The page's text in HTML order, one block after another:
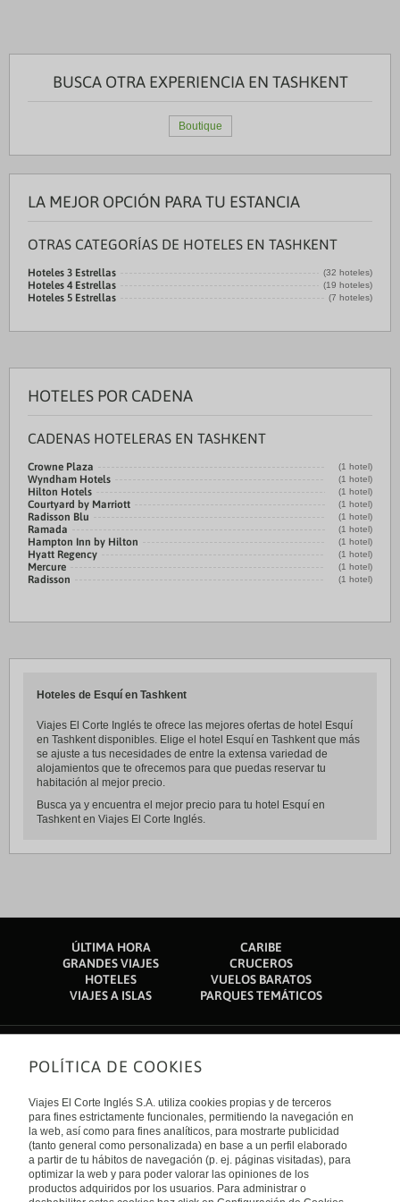
BUSCA OTRA EXPERIENCIA EN TASHKENT
Boutique
LA MEJOR OPCIÓN PARA TU ESTANCIA
OTRAS CATEGORÍAS DE HOTELES EN TASHKENT
Hoteles 3 Estrellas (32 hoteles)
Hoteles 4 Estrellas (19 hoteles)
Hoteles 5 Estrellas (7 hoteles)
HOTELES POR CADENA
CADENAS HOTELERAS EN TASHKENT
Crowne Plaza (1 hotel)
Wyndham Hotels (1 hotel)
Hilton Hotels (1 hotel)
Courtyard by Marriott (1 hotel)
Radisson Blu (1 hotel)
Ramada (1 hotel)
Hampton Inn by Hilton (1 hotel)
Hyatt Regency (1 hotel)
Mercure (1 hotel)
Radisson (1 hotel)
Hoteles de Esquí en Tashkent
Viajes El Corte Inglés te ofrece las mejores ofertas de hotel Esquí
en Tashkent disponibles. Elige el hotel Esquí en Tashkent que más
se ajuste a tus necesidades de entre la extensa variedad de
alojamientos que te ofrecemos para que puedas reservar tu
habitación al mejor precio.
Busca ya y encuentra el mejor precio para tu hotel Esquí en
Tashkent en Viajes El Corte Inglés.
ÚLTIMA HORA
CARIBE
GRANDES VIAJES
CRUCEROS
HOTELES
VUELOS BARATOS
VIAJES A ISLAS
PARQUES TEMÁTICOS
Sobre nosotros
Quiénes somos
Financiación
Sostenibilidad
Turismo accesible
Tarjeta El Corte Inglés
Trabaja con nosotros
El Corte Inglés
Canal Ético
Enlaces de interés
Guías de viaje
Catálogos
Auto check-in
Condiciones Generales
Internacional
POLÍTICA DE COOKIES
Viajes El Corte Inglés S.A. utiliza cookies propias y de terceros
para fines estrictamente funcionales, permitiendo la navegación en
la web, así como para fines analíticos, para mostrarte publicidad
(tanto general como personalizada) en base a un perfil elaborado
a partir de tu hábitos de navegación (p. ej. páginas visitadas), para
optimizar la web y para poder valorar las opiniones de los
productos adquiridos por los usuarios. Para administrar o